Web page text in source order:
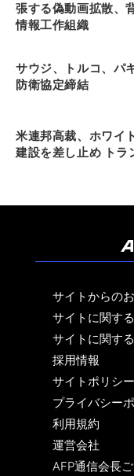
張する偽動画拡散、
情報工作組織
サウジ、トルコ、パ
防衛協定締結
米連邦高裁、ホワイ
建設を差し止め トラ
サイトからの
サイトに関す
サイトに関す
採用情報
サイトポリシー
プライバシー
利用規約
運営会社
AFP通信会長